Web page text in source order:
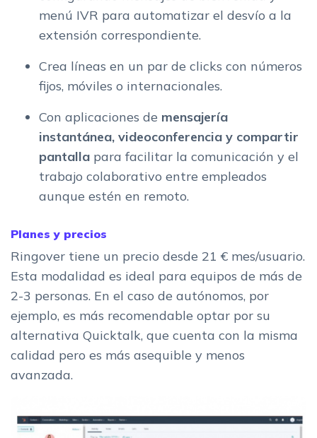
menú IVR para automatizar el desvío a la
extensión correspondiente.
Crea líneas en un par de clicks con números
fijos, móviles o internacionales.
Con aplicaciones de mensajería
instantánea, videoconferencia y compartir
pantalla para facilitar la comunicación y el
trabajo colaborativo entre empleados
aunque estén en remoto.
Planes y precios
Ringover tiene un precio desde 21 € mes/usuario.
Esta modalidad es ideal para equipos de más de
2-3 personas. En el caso de autónomos, por
ejemplo, es más recomendable optar por su
alternativa Quicktalk, que cuenta con la misma
calidad pero es más asequible y menos
avanzada.